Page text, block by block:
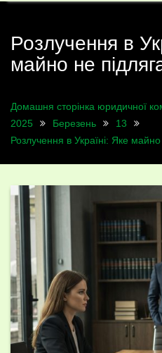
Розлучення в
майно не
Домашня сторінка юридичної
2025
Березень
13
Розлучення в Україні: Яке